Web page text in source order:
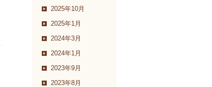
2025年10月
2025年1月
2024年3月
2024年1月
2023年9月
2023年8月